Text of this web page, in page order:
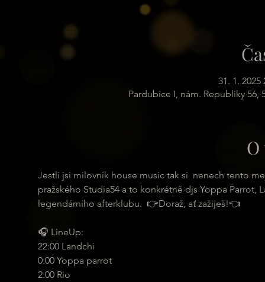
31. 1. 2025
Pardubice I, nám. Republiky 56,
Jestli jsi milovník house music tak si  nenech tento
pražského Studia54 a to konkrétně djs Yoppa Parrot,
legendárního afterklubu.  👉Doraž, ať zažiješ!👈
🎧 LineUp:
22:00 Landchi
0:00 Yoppa parrot
2:00 Rio